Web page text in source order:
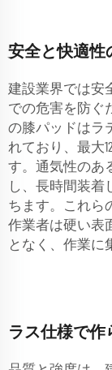
安全と快適性
建設業界では安
での危害を防ぐ
の膝パッドはラ
れており、最大
す。通気性のあ
し、長時間装着
ちます。これら
作業者は硬い表
となく、作業に
ラス仕様で作